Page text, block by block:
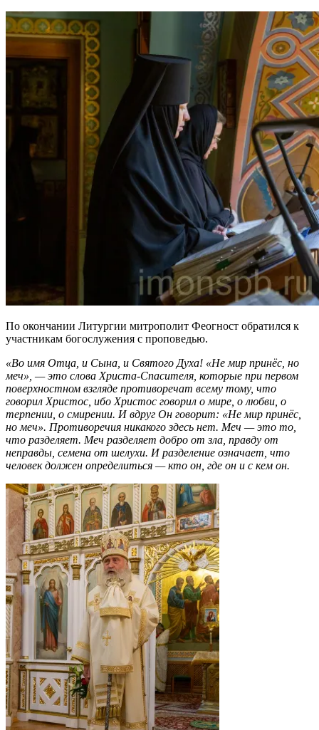
По окончании Литургии митрополит Феогност обратился к
участникам богослужения с проповедью.
«Во имя Отца, и Сына, и Святого Духа! «Не мир принёс, но
меч», — это слова Христа-Спасителя, которые при первом
поверхностном взгляде противоречат всему тому, что
говорил Христос, ибо Христос говорил о мире, о любви, о
терпении, о смирении. И вдруг Он говорит: «Не мир принёс,
но меч». Противоречия никакого здесь нет. Меч — это то,
что разделяет. Меч разделяет добро от зла, правду от
неправды, семена от шелухи. И разделение означает, что
человек должен определиться — кто он, где он и с кем он.